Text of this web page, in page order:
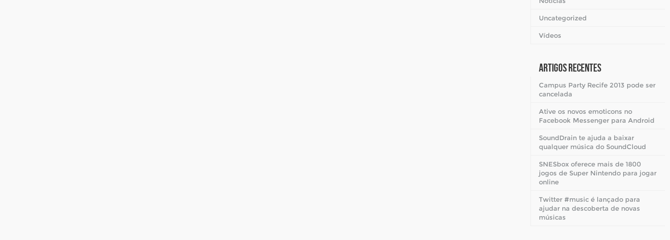
Uncategorized
Vídeos
Artigos Recentes
Campus Party Recife 2013 pode ser
cancelada
Ative os novos emoticons no
Facebook Messenger para Android
SoundDrain te ajuda a baixar
qualquer música do SoundCloud
SNESbox oferece mais de 1800
jogos de Super Nintendo para jogar
online
Twitter #music é lançado para
ajudar na descoberta de novas
músicas